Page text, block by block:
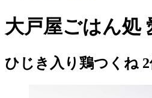
大戸屋ごはん処
ひじき入り鶏つくね 2